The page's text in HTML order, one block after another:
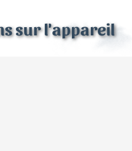
sur l'appareil